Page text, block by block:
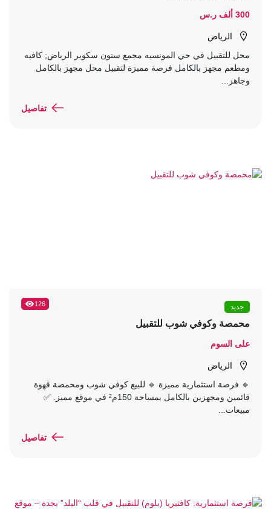
300 ألف ر.س
الرياض
محل للتقبيل في حي المونسيه مجمع ستون سكوير الرياض; كافيه
ومطعم مجهز بالكامل فرصة مميزة لتقبيل محل مجهز بالكامل
وجاهز...
تفاصيل
126 جديد
محمصة وكوفي شوب للتقبيل
على السوم
الرياض
🔹 فرصة استثمارية مميزة 🔹 للبيع كوفي شوب ومحمصة قهوة
قائمين ومجهزين بالكامل بمساحة 150م² في موقع مميز. ✅
مبيعات...
تفاصيل